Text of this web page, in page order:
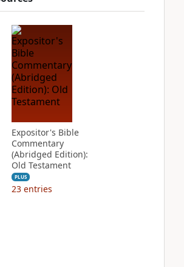
Expositor's Bible
Commentary
(Abridged Edition):
Old Testament
PLUS
23 entries